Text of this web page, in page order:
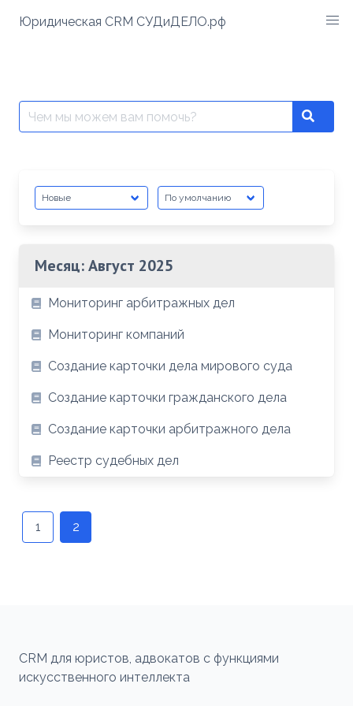
Юридическая CRM СУДиДЕЛО.рф
Поиск:
Search
Месяц:Август 2025
Мониторинг арбитражных дел
Мониторинг компаний
Создание карточки дела мирового суда
Создание карточки гражданского дела
Создание карточки арбитражного дела
Реестр судебных дел
записям
1 2
CRM для юристов, адвокатов с функциями
искусственного интеллекта